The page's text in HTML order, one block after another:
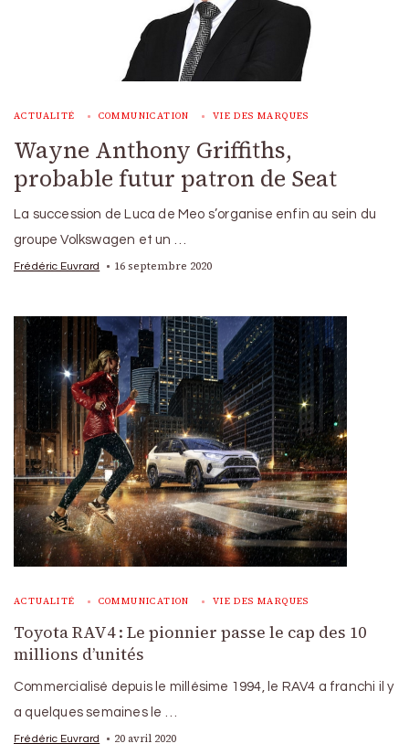
ACTUALITÉ COMMUNICATION VIE DES MARQUES
Wayne Anthony Griffiths,
probable futur patron de Seat
La succession de Luca de Meo s’organise enfin au sein du
groupe Volkswagen et un …
Frédéric Euvrard 16 septembre 2020
ACTUALITÉ COMMUNICATION VIE DES MARQUES
Toyota RAV4 : Le pionnier passe le cap des 10
millions d’unités
Commercialisé depuis le millésime 1994, le RAV4 a franchi il y
a quelques semaines le …
Frédéric Euvrard 20 avril 2020